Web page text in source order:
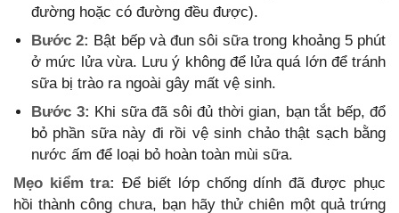
đường hoặc có đường đều được).
Bước 2: Bật bếp và đun sôi sữa trong khoảng 5 phút
ở mức lửa vừa. Lưu ý không để lửa quá lớn để tránh
sữa bị trào ra ngoài gây mất vệ sinh.
Bước 3: Khi sữa đã sôi đủ thời gian, bạn tắt bếp, đổ
bỏ phần sữa này đi rồi vệ sinh chảo thật sạch bằng
nước ấm để loại bỏ hoàn toàn mùi sữa.
Mẹo kiểm tra: Để biết lớp chống dính đã được phục
hồi thành công chưa, bạn hãy thử chiên một quả trứng